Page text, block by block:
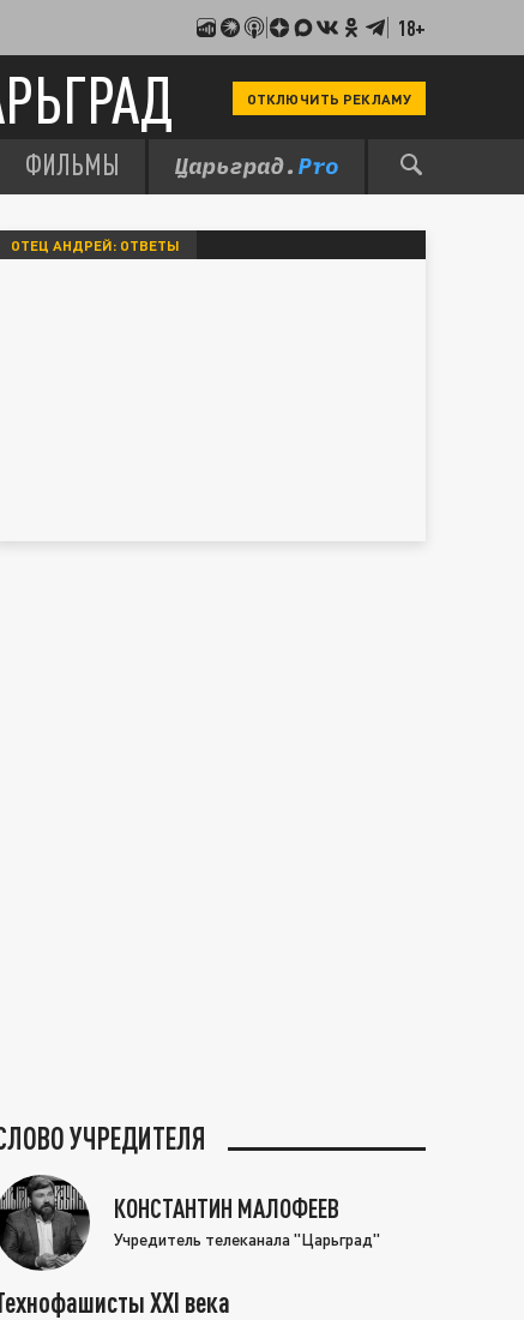
18+
ОТКЛЮЧИТЬ РЕКЛАМУ
ФИЛЬМЫ
ОТЕЦ АНДРЕЙ: ОТВЕТЫ
УЧРЕДИТЕЛЯ
КОНСТАНТИН МАЛОФЕЕВ
Учредитель телеканала "Царьград"
XXI века